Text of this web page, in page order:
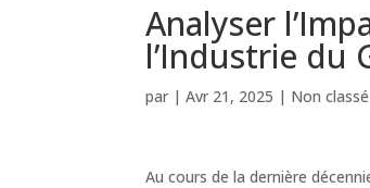
Analyser
l’Industrie du
par |Avr 21, 2025 | Non classé
Au cours de la dernière